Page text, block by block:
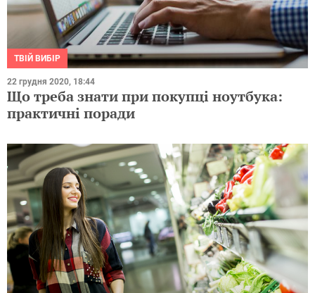
ТВІЙ ВИБІР
22 грудня 2020, 18:44
Що треба знати при покупці ноутбука:
практичні поради